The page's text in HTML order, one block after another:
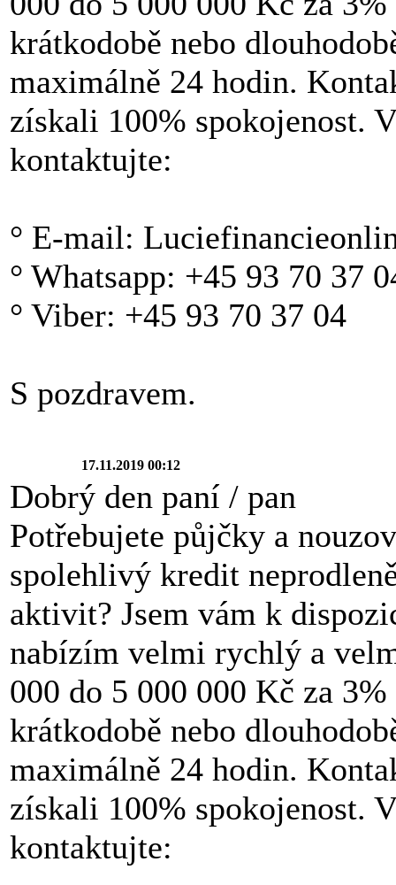
krátkodobě nebo
maximálně 24 hodin.
získali 100% spokojenost.
kontaktujte:
° E-mail:
° Whatsapp: +45 93 70 37
° Viber: +45 93 70 37 04
S pozdravem.
17.11.2019 00:12
Dobrý den paní / pan
Potřebujete půjčky a
spolehlivý kredit
aktivit? Jsem vám k
nabízím velmi rychlý a
000 do 5 000 000 Kč za
krátkodobě nebo
maximálně 24 hodin.
získali 100% spokojenost.
kontaktujte: